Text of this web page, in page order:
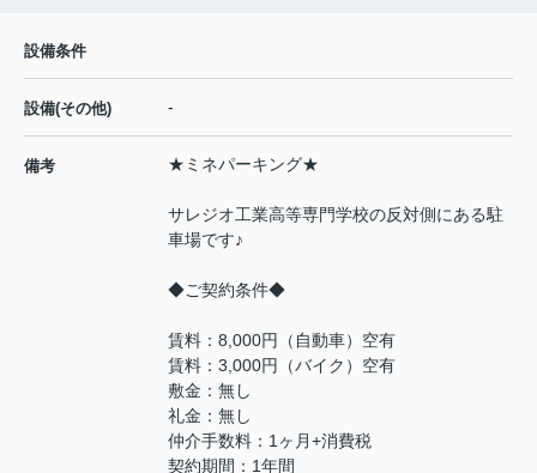
設備条件
設備(その他) -
備考 ★ミネパーキング★
サレジオ工業高等専門学校の反対側にある駐
車場です♪
◆ご契約条件◆
賃料：8,000円（自動車）空有
賃料：3,000円（バイク）空有
敷金：無し
礼金：無し
仲介手数料：1ヶ月+消費税
契約期間：1年間